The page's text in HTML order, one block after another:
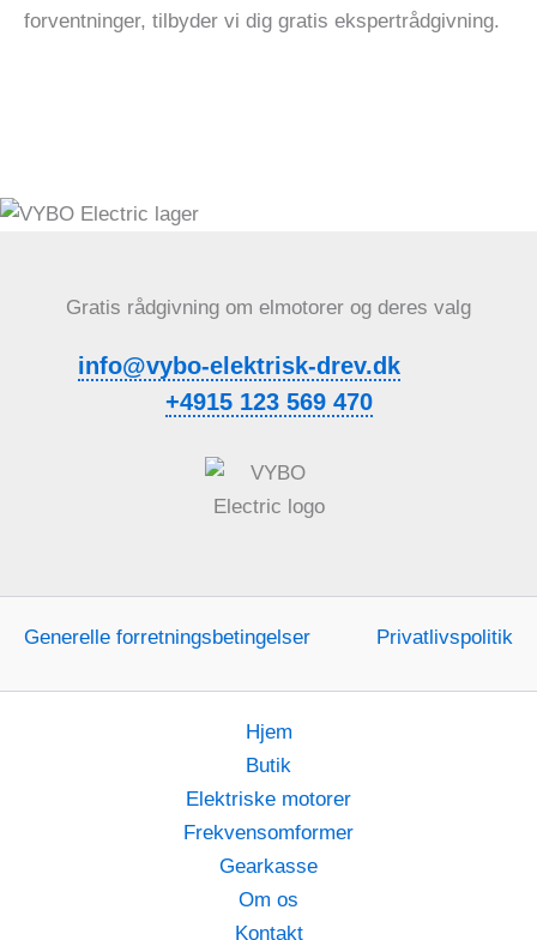
forventninger, tilbyder vi dig gratis ekspertrådgivning.
Gratis rådgivning om elmotorer og deres valg
info@vybo-elektrisk-drev.dk
+4915 123 569 470
Generelle forretningsbetingelser Privatlivspolitik
Hjem
Butik
Elektriske motorer
Frekvensomformer
Gearkasse
Om os
Kontakt